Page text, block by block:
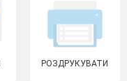
РОЗДРУКУВАТИ